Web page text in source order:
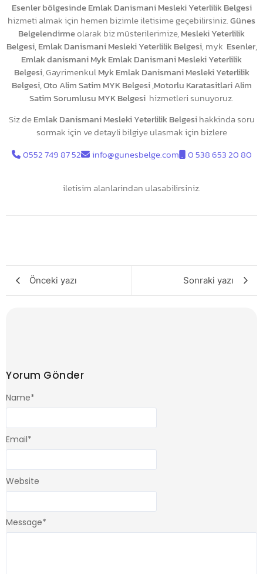
Esenler bölgesinde Emlak Danismani Mesleki Yeterlilik Belgesi
hizmeti almak için hemen bizimle iletisime geçebilirsiniz.Günes
Belgelendirmeolarak biz müsterilerimize, Mesleki Yeterlilik
Belgesi, Emlak Danismani Mesleki Yeterlilik Belgesi, myk Esenler,
Emlak danismani Myk Emlak Danismani Mesleki Yeterlilik
Belgesi, GayrimenkulMyk Emlak Danismani Mesleki Yeterlilik
Belgesi, Oto Alim Satim MYK Belgesi ,Motorlu Karatasitlari Alim
Satim Sorumlusu MYK Belgesi hizmetleri sunuyoruz.
Siz deEmlak Danismani Mesleki Yeterlilik Belgesihakkinda soru
sormak için ve detayli bilgiye ulasmak için bizlere
0552 749 87 52
info@gunesbelge.com 0 538 653 20 80
iletisim alanlarindan ulasabilirsiniz.
Önceki yazı Sonraki yazı
Yorum Gönder
Message*
Name*
Email*
Website